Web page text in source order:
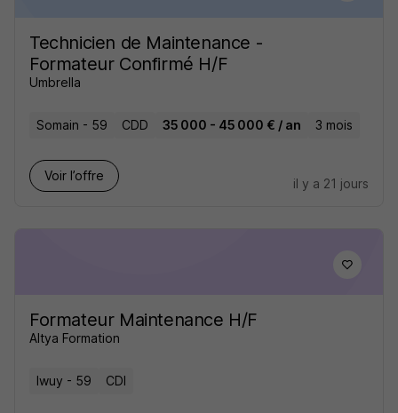
Technicien de Maintenance -
Formateur Confirmé H/F
Umbrella
Somain - 59 CDD 35 000 - 45 000 € / an 3 mois
Voir l’offre
il y a 21 jours
Formateur Maintenance H/F
Altya Formation
Iwuy - 59 CDI